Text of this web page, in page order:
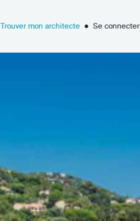
Trouver mon architecte ● Se connecter